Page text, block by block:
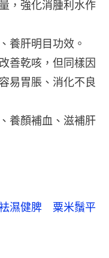
，強化消腫利水作
養肝明目功效。
善乾咳，但同樣因
易胃脹、消化不良
養顏補血、滋補肝
濕健脾　粟米鬚平